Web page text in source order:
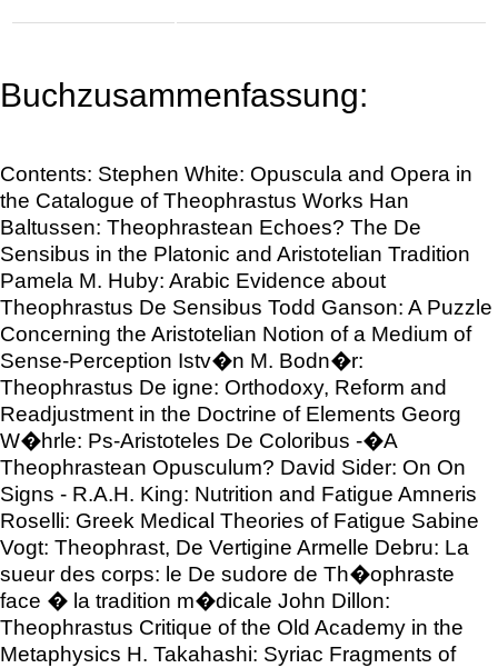
Buchzusammenfassung:
Contents: Stephen White: Opuscula and Opera in
the Catalogue of Theophrastus Works Han
Baltussen: Theophrastean Echoes? The De
Sensibus in the Platonic and Aristotelian Tradition
Pamela M. Huby: Arabic Evidence about
Theophrastus De Sensibus Todd Ganson: A Puzzle
Concerning the Aristotelian Notion of a Medium of
Sense-Perception Istv�n M. Bodn�r:
Theophrastus De igne: Orthodoxy, Reform and
Readjustment in the Doctrine of Elements Georg
W�hrle: Ps-Aristoteles De Coloribus -�A
Theophrastean Opusculum? David Sider: On On
Signs - R.A.H. King: Nutrition and Fatigue Amneris
Roselli: Greek Medical Theories of Fatigue Sabine
Vogt: Theophrast, De Vertigine Armelle Debru: La
sueur des corps: le De sudore de Th�ophraste
face � la tradition m�dicale John Dillon:
Theophrastus Critique of the Old Academy in the
Metaphysics H. Takahashi: Syriac Fragments of